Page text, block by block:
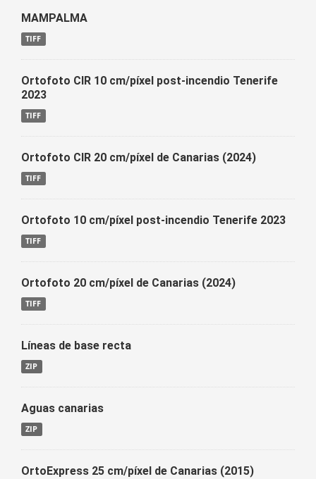
MAMPALMA
TIFF
Ortofoto CIR 10 cm/píxel post-incendio Tenerife
2023
TIFF
Ortofoto CIR 20 cm/píxel de Canarias (2024)
TIFF
Ortofoto 10 cm/píxel post-incendio Tenerife 2023
TIFF
Ortofoto 20 cm/píxel de Canarias (2024)
TIFF
Líneas de base recta
ZIP
Aguas canarias
ZIP
OrtoExpress 25 cm/píxel de Canarias (2015)